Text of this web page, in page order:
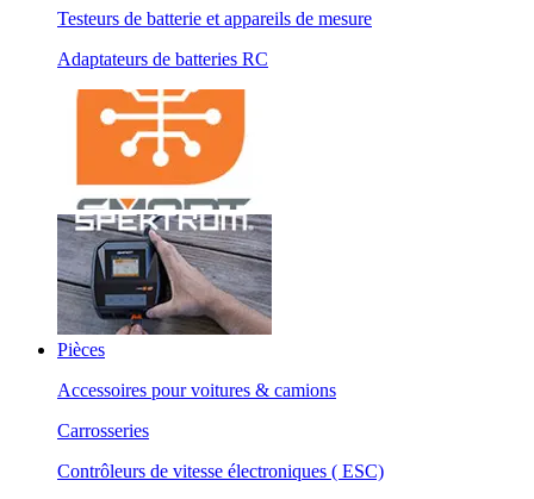
Testeurs de batterie et appareils de mesure
Adaptateurs de batteries RC
Pièces
Accessoires pour voitures & camions
Carrosseries
Contrôleurs de vitesse électroniques ( ESC)